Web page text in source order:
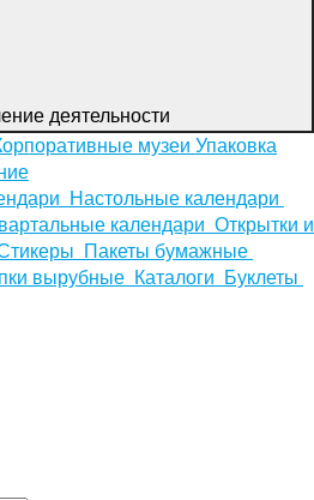
деятельности
музеи Упаковка
Настольные календари
календари Открытки и
Пакеты бумажные
вырубные Каталоги
Буклеты